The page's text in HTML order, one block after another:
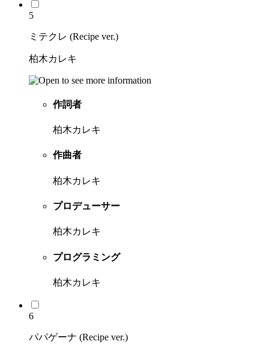
5
ミテクレ (Recipe ver.)
柏木カレキ
作詞者
柏木カレキ
作曲者
柏木カレキ
プロデューサー
柏木カレキ
プログラミング
柏木カレキ
6
パパゲーナ (Recipe ver.)